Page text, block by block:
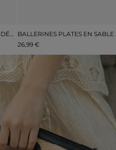
SANDALES PLATES BEIGES À BOUT ORNÉES DE DÉCORATIONS MÉTALLIQUES
BALLERINES PLATES EN
26,99 €